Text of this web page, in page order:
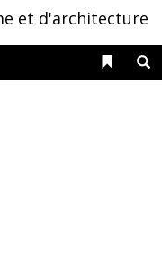
et d'architecture
Liens